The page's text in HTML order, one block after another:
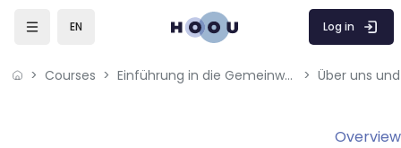
Skip to sidebar navigation menu
Skip to mobile navigation menu
EN Log in
Courses Einführung in die Gemeinwohl-Ökonomie (GWÖ) Über uns
Overview